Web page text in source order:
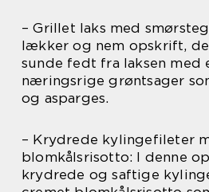
– Grillet laks med
lækker og nem opskrift,
sunde fedt fra laksen med
næringsrige grøntsager
og asparges.
– Krydrede kylingefileter
blomkålsrisotto: I denne
krydrede og saftige